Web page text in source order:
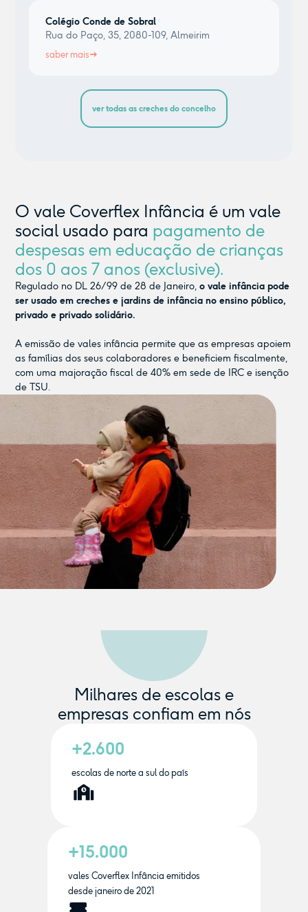
Colégio Conde de Sobral
Rua do Paço, 35, 2080-109, Almeirim
saber mais
ver todas as creches do concelho
O vale Coverflex Infância é um vale
social usado para pagamento de
despesas em educação de crianças
dos 0 aos 7 anos (exclusive).
Regulado no DL 26/99 de 28 de Janeiro,o vale infância pode
ser usado em creches e jardins de infância no ensino público,
privado e privado solidário.
A emissão de vales infância permite que as empresas apoiem
as famílias dos seus colaboradores e beneficiem fiscalmente,
com uma majoração fiscal de 40% em sede de IRC e isenção
de TSU.
Milhares de escolas e
empresas confiam em nós
+2.600
escolas de norte a sul do país
+15.000
vales Coverflex Infância emitidos
desde janeiro de 2021